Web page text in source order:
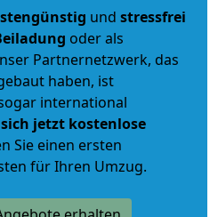
und stressfrei
oder als
Partnernetzwerk, das
haben, ist
international
sich jetzt kostenlose
Sie einen ersten
für Ihren Umzug.